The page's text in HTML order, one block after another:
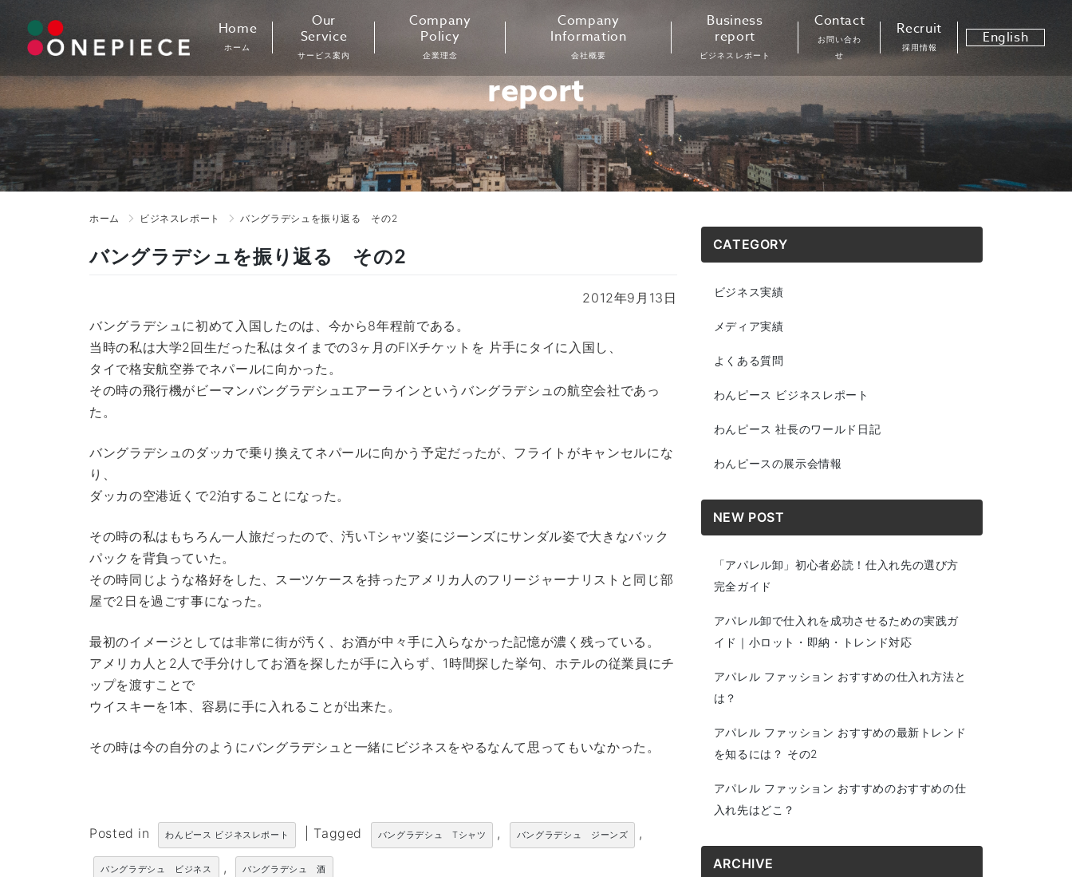
content
Home
ホーム
Our
Service
サービス案内
Company
Policy
企業理念
Company
Information
会社概要
Business
report
ビジネスレポート
Contact
お問い合わ
せ
Recruit
採用情報 English
report
ホーム ビジネスレポート バングラデシュを振り返る その2
バングラデシュを振り返る その2
2012年9月13日
バングラデシュに初めて入国したのは、今から8年程前である。
当時の私は大学2回生だった私はタイまでの3ヶ月のFIXチケットを 片手にタイに入国し、
タイで格安航空券でネパールに向かった。
その時の飛行機がビーマンバングラデシュエアーラインというバングラデシュの航空会社であっ
た。
バングラデシュのダッカで乗り換えてネパールに向かう予定だったが、フライトがキャンセルにな
り、
ダッカの空港近くで2泊することになった。
その時の私はもちろん一人旅だったので、汚いTシャツ姿にジーンズにサンダル姿で大きなバック
パックを背負っていた。
その時同じような格好をした、スーツケースを持ったアメリカ人のフリージャーナリストと同じ部
屋で2日を過ごす事になった。
最初のイメージとしては非常に街が汚く、お酒が中々手に入らなかった記憶が濃く残っている。
アメリカ人と2人で手分けしてお酒を探したが手に入らず、1時間探した挙句、ホテルの従業員にチ
ップを渡すことで
ウイスキーを1本、容易に手に入れることが出来た。
その時は今の自分のようにバングラデシュと一緒にビジネスをやるなんて思ってもいなかった。
Posted in わんピース ビジネスレポート Tagged バングラデシュ Tシャツ , バングラデシュ ジーンズ ,
バングラデシュ ビジネス , バングラデシュ 酒
CATEGORY
ビジネス実績
メディア実績
よくある質問
わんピース ビジネスレポート
わんピース 社長のワールド日記
わんピースの展示会情報
NEW POST
「アパレル卸」初心者必読！仕入れ先の選び方
完全ガイド
アパレル卸で仕入れを成功させるための実践ガ
イド｜小ロット・即納・トレンド対応
アパレル ファッション おすすめの仕入れ方法と
は？
アパレル ファッション おすすめの最新トレンド
を知るには？ その2
アパレル ファッション おすすめのおすすめの仕
入れ先はどこ？
ARCHIVE